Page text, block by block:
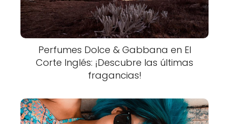
Perfumes Dolce & Gabbana en El
Corte Inglés: ¡Descubre las últimas
fragancias!